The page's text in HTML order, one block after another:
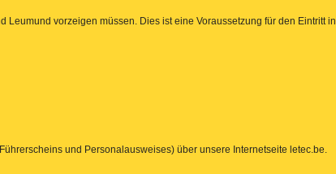
vorzeigen müssen. Dies ist eine Voraussetzung für den Eintritt in
und Personalausweises) über unsere Internetseite letec.be.